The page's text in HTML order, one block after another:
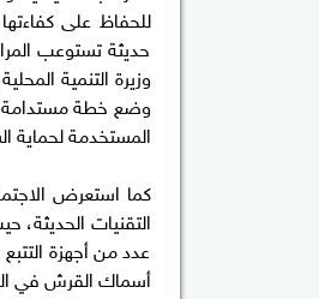
للحفاظ على
حديثة تستوعب
وزيرة التنمية
وضع خطة مستدامة
المستخدمة لحماية
كما استعرض
التقنيات الحديثة،
عدد من أجهزة
أسماك القرش في